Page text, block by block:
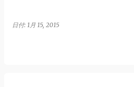
日付: 1月 15, 2015